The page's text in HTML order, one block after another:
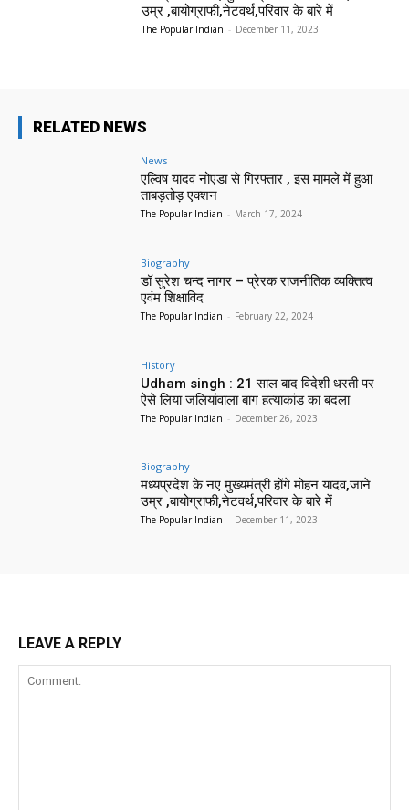
उम्र ,बायोग्राफी,नेटवर्थ,परिवार के बारे में
The Popular Indian - December 11, 2023
RELATED NEWS
News
एल्विष यादव नोएडा से गिरफ्तार , इस मामले में हुआ
ताबड़तोड़ एक्शन
The Popular Indian - March 17, 2024
Biography
डॉ सुरेश चन्द नागर – प्रेरक राजनीतिक व्यक्तित्व
एवंम शिक्षाविद
The Popular Indian - February 22, 2024
History
Udham singh : 21 साल बाद विदेशी धरती पर
ऐसे लिया जलियांवाला बाग हत्याकांड का बदला
The Popular Indian - December 26, 2023
Biography
मध्यप्रदेश के नए मुख्यमंत्री होंगे मोहन यादव,जाने
उम्र ,बायोग्राफी,नेटवर्थ,परिवार के बारे में
The Popular Indian - December 11, 2023
LEAVE A REPLY